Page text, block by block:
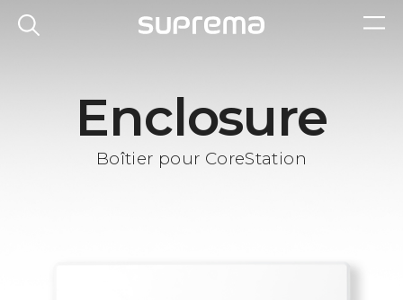
Enclosure
Boîtier pour CoreStation